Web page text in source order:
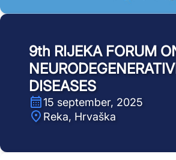
9th RIJEKA FORUM
DISEASES
15 september, 2025
Reka, Hrvaška